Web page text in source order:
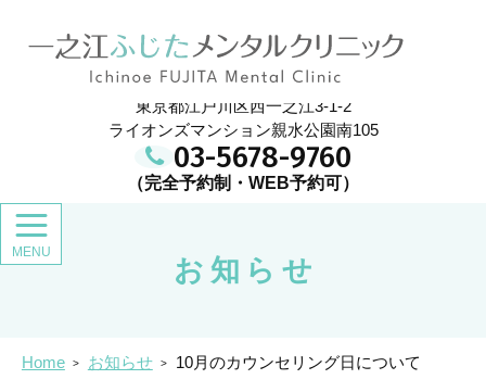
一之江ふじたメンタルクリニック
東京都江戸川区西一之江3-1-2
ライオンズマンション親水公園南105
03-5678-9760
Home お知らせ 10月のカウンセリング日について
お知らせ